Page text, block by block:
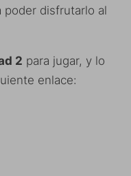
disfrutarlo al
2 para jugar, y lo
enlace: